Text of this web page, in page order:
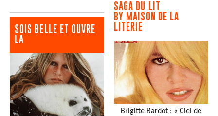
SOIS BELLE ET OUVRE
LA
SAGA DU LIT
BY MAISON DE LA
LITERIE
Brigitte Bardot : « Ciel de